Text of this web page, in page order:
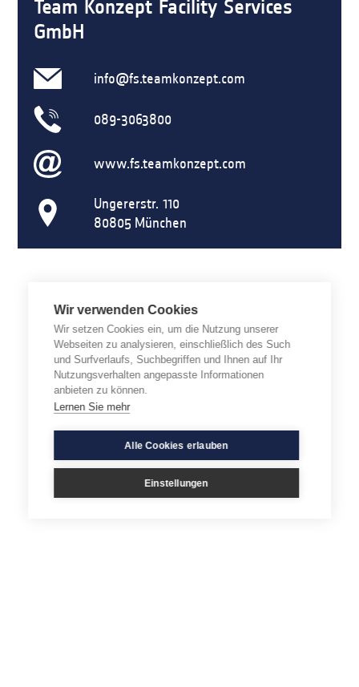
Team Konzept Facility Services
GmbH
info@fs.teamkonzept.com
089-3063800
www.fs.teamkonzept.com
Ungererstr. 110
80805 München
Wir verwenden Cookies
Wir setzen Cookies ein, um die Nutzung unserer
Webseiten zu analysieren, einschließlich des Such
und Surfverlaufs, Suchbegriffen und Ihnen auf Ihr
Nutzungsverhalten angepasste Informationen
anbieten zu können.
Lernen Sie mehr
Alle Cookies erlauben
Einstellungen